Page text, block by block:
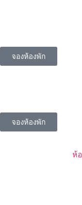
จองห้องพัก
จองห้องพัก
ห้